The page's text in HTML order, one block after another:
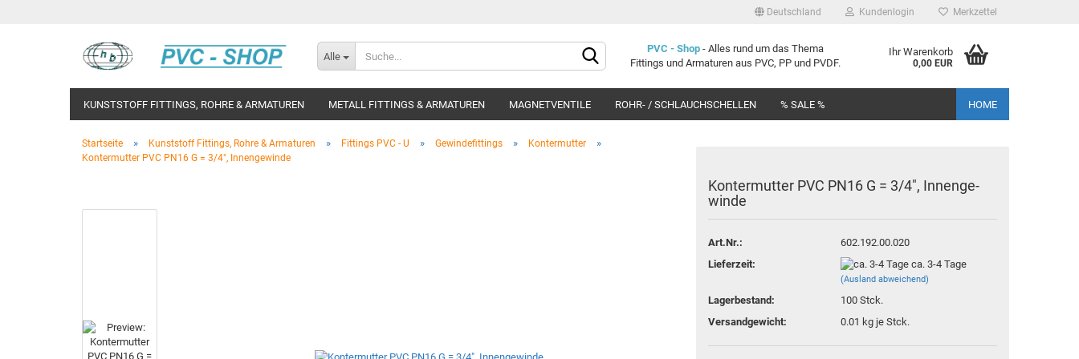
Deutschland
Lieferland
Kundenlogin Merkzettel
Alle
PVC - Shop- Alles rund um das Thema
Fittings und Armaturen aus PVC, PP und PVDF.
Ihr Warenkorb
0,00 EUR
KUNSTSTOFF FITTINGS, ROHRE & ARMATUREN METALL FITTINGS & ARMATUREN MAGNETVENTILE ROHR- / SCHLAUCHSCHELLEN % SALE % HOME
Startseite » Kunststoff Fittings, Rohre & Armaturen » Fittings PVC - U » Gewindefittings » Kontermutter »
Kontermutter PVC PN16 G = 3/4", Innengewinde
Kon­ter­mut­ter PVC PN16 G = 3/4", In­nen­ge­
win­de
Art.Nr.:
602.192.00.020
Lieferzeit:
ca. 3-4 Tage
(Ausland abweichend)
Lagerbestand: 100 Stck.
Versandgewicht:
0.01 kg je Stck.